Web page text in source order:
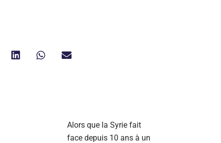
Alors que la Syrie fait
face depuis 10 ans à un